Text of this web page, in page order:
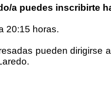
a puedes inscribirte
20:15 horas.
pueden dirigirse